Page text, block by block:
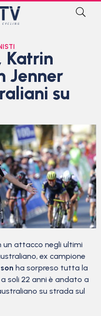
Katrin
Jenner
su
un attacco negli ultimi
ex campione
ha sorpreso tutta la
soli 22 anni è andato a
su strada sul